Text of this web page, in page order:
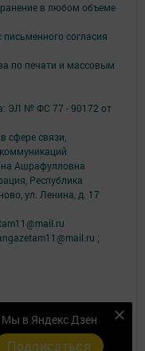
Мы в Яндекс Дзен
Подписаться
в любом объеме
согласия
по печати и массовым
ЭЛ № ФС 77 - 90172 от
сфере связи,
Ашрафулловна
Республика
ул. Ленина, д. 17
;
сервисов и
браузера.